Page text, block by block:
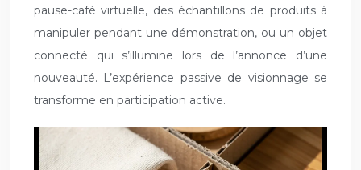
pause-café virtuelle, des échantillons de produits à
manipuler pendant une démonstration, ou un objet
connecté qui s’illumine lors de l’annonce d’une
nouveauté. L’expérience passive de visionnage se
transforme en participation active.